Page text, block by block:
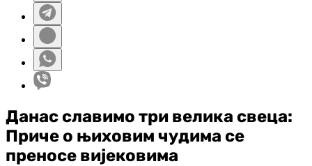
Данас славимо три велика свеца:
Приче о њиховим чудима се
преносе вијековима